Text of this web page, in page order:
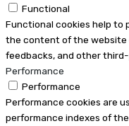
Functional
Functional cookies help to
the content of the website
feedbacks, and other
Performance
Performance
Performance cookies are
performance indexes of